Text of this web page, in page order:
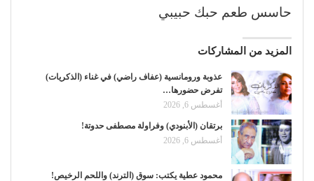
حاسس طعم حبك حبيبي
المزيد من المشاركات
عذوبة ورومانسية (عفاف راضي) في غناء (الذكريات)
تفرض حضورها…
أغسطس 6, 2026
برتقان (الأبنودي) وفراولة مصطفى حدوتة!
أغسطس 6, 2026
محمود عطية يكتب: سوق (الترند) واللحم الرخيص!